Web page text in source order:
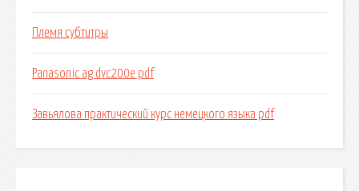
Племя субтитры
Panasonic ag dvc200e pdf
Завьялова практический курс немецкого языка pdf